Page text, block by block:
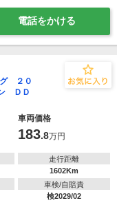
電話をかける
グ ２０
ＤＤ
車両価格
183.8万円
走行距離
1602Km
車検/自賠責
検2029/02